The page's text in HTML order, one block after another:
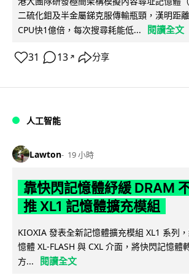
二硫化鉬及半金屬銻克服傳輸瓶頸，漢明距
CPU快1億倍，每次搜尋耗能低...
閱讀全文
31 13 ↗ 分享
人工智能
Lawton 19 小時
靠快閃記憶體紓緩 DRAM
推 XL1 記憶體擴充模組
KIOXIA 發表全新記憶體擴充模組 XL1 系列
憶體 XL-FLASH 與 CXL 介面，將快閃記憶體
方...
閱讀全文